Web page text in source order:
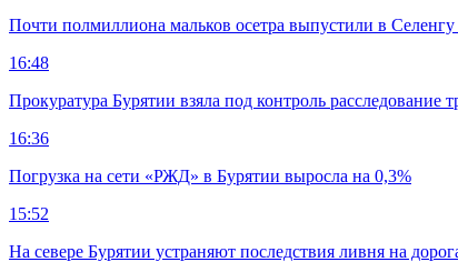
Почти полмиллиона мальков осетра выпустили в Селенгу
16:48
Прокуратура Бурятии взяла под контроль расследование
16:36
Погрузка на сети «РЖД» в Бурятии выросла на 0,3%
15:52
На севере Бурятии устраняют последствия ливня на